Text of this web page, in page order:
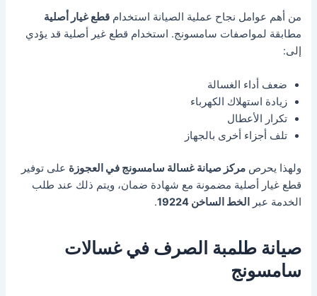
من أهم عوامل نجاح عملية الصيانة استخدامقطع غيار أصلية
مطابقة لمواصفات سامسونج. استخدام قطع غير أصلية قد يؤدي
إلى:
ضعف أداء الغسالة
زيادة استهلاك الكهرباء
تكرار الأعطال
تلف أجزاء أخرى بالجهاز
ولهذا يحرصمركز صيانة غسالة سامسونج في العجوزة على توفير
قطع غيار أصلية مضمونة مع شهادة ضمان، ويتم ذلك عند طلب
الخدمة عبر
الخط الساخن 19224 .
صيانة طلمبة الصرف في غسالات
سامسونج